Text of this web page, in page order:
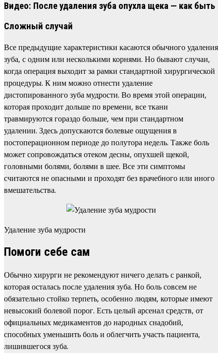
Видео: После удаления зуба опухла щека — как быть
Сложный случай
Все предыдущие характеристики касаются обычного удаления
зуба, с одним или несколькими корнями. Но бывают случаи,
когда операция выходит за рамки стандартной хирургической
процедуры. К ним можно отнести удаление
дистопированного зуба мудрости. Во время этой операции,
которая проходит дольше по времени, все ткани
травмируются гораздо больше, чем при стандартном
удалении. Здесь допускаются болевые ощущения в
постоперационном периоде до полутора недель. Также боль
может сопровождаться отеком десны, опухшей щекой,
головными болями, болями в шее. Все эти симптомы
считаются не опасными и проходят без врачебного или иного
вмешательства.
Удаление зуба мудрости
Помоги себе сам
Обычно хирурги не рекомендуют ничего делать с ранкой,
которая осталась после удаления зуба. Но боль совсем не
обязательно стойко терпеть, особенно людям, которые имеют
невысокий болевой порог. Есть целый арсенал средств, от
официальных медикаментов до народных снадобий,
способных уменьшить боль и облегчить участь пациента,
лишившегося зуба.